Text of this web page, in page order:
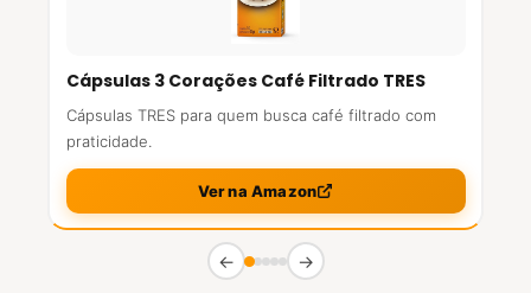
Cápsulas 3 Corações Café Filtrado TRES
Cápsulas TRES para quem busca café filtrado com
praticidade.
Ver na Amazon
← →